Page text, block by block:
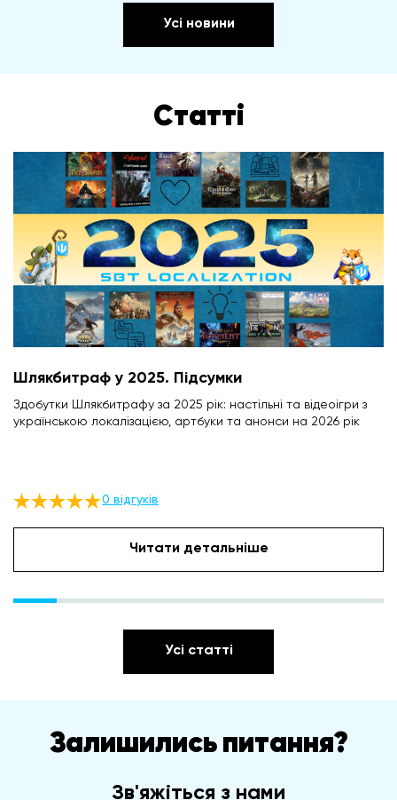
Усі новини
Статті
Шлякбитраф у 2025. Підсумки
Здобутки Шлякбитрафу за 2025 рік: настільні та відеоігри з
українською локалізацією, артбуки та анонси на 2026 рік
0 відгуків
Читати детальніше
Усі статті
Залишились питання?
Зв'яжіться з нами